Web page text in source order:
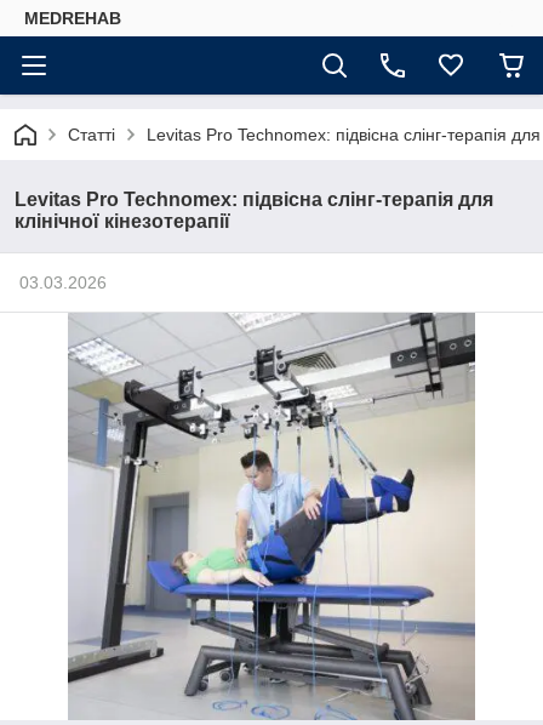
MEDREHAB
Статті Levitas Pro Technomex: підвісна слінг-терапія для
Levitas Pro Technomex: підвісна слінг-терапія для
клінічної кінезотерапії
03.03.2026